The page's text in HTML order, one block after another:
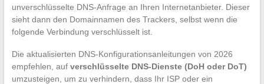
unverschlüsselte DNS-Anfrage an Ihren Internetanbieter. Dieser
sieht dann den Domainnamen des Trackers, selbst wenn die
folgende Verbindung verschlüsselt ist.
Die aktualisierten DNS-Konfigurationsanleitungen von 2026
empfehlen, auf verschlüsselte DNS-Dienste (DoH oder DoT)
umzusteigen, um zu verhindern, dass Ihr ISP oder ein